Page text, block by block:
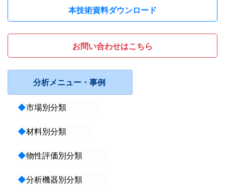
本技術資料ダウンロード
お問い合わせはこちら
分析メニュー・事例
◆市場別分類
◆材料別分類
◆物性評価別分類
◆分析機器別分類